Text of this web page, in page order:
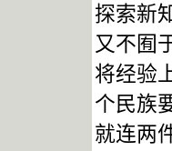
探索新
又不囿
将经验
个民族
就连两